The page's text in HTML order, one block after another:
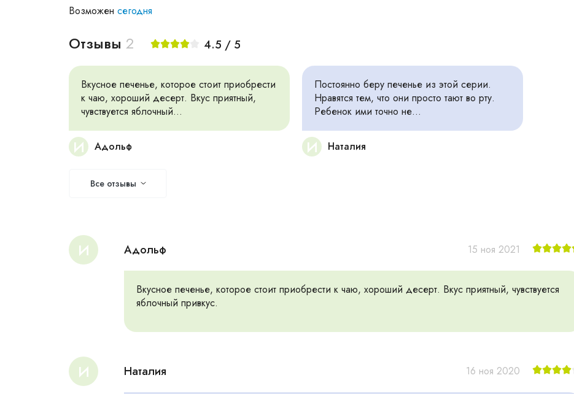
Возможен сегодня
Отзывы 2 4.5 / 5
Вкусное печенье, которое стоит приобрести
к чаю, хороший десерт. Вкус приятный,
чувствуется яблочный...
И Адольф
Постоянно беру печенье из этой серии.
Нравятся тем, что они просто тают во рту.
Ребенок ими точно не...
И Наталия
Все отзывы
И Адольф 15 ноя 2021
Вкусное печенье, которое стоит приобрести к чаю, хороший десерт. Вкус приятный, чувствуется
яблочный привкус.
И Наталия 16 ноя 2020